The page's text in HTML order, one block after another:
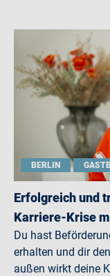
BERLIN
Erfolgreich und
Karriere-Krise
Du hast
erhalten und dir
außen wirkt deine